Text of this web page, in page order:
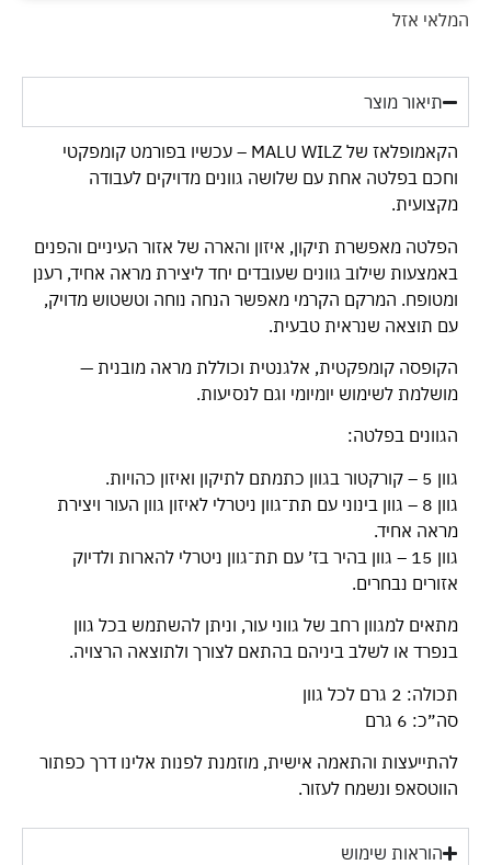
המלאי אזל
תיאור מוצר
הקאמופלאז של MALU WILZ – עכשיו בפורמט קומפקטי
וחכם בפלטה אחת עם שלושה גוונים מדויקים לעבודה
מקצועית.
הפלטה מאפשרת תיקון, איזון והארה של אזור העיניים והפנים
באמצעות שילוב גוונים שעובדים יחד ליצירת מראה אחיד, רענן
ומטופח. המרקם הקרמי מאפשר הנחה נוחה וטשטוש מדויק,
עם תוצאה שנראית טבעית.
הקופסה קומפקטית, אלגנטית וכוללת מראה מובנית —
מושלמת לשימוש יומיומי וגם לנסיעות.
הגוונים בפלטה:
גוון 5 – קורקטור בגוון כתמתם לתיקון ואיזון כהויות.
גוון 8 – גוון בינוני עם תת־גוון ניטרלי לאיזון גוון העור ויצירת
מראה אחיד.
גוון 15 – גוון בהיר בז׳ עם תת־גוון ניטרלי להארות ולדיוק
אזורים נבחרים.
מתאים למגוון רחב של גווני עור, וניתן להשתמש בכל גוון
בנפרד או לשלב ביניהם בהתאם לצורך ולתוצאה הרצויה.
תכולה: 2 גרם לכל גוון
סה״כ: 6 גרם
להתייעצות והתאמה אישית, מוזמנת לפנות אלינו דרך כפתור
הווטסאפ ונשמח לעזור.
הוראות שימוש